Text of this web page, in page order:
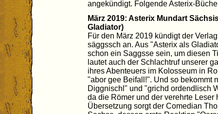
angekündigt. Folgende Asterix-
März 2019: Asterix Mundart
Gladiator)
Für den März 2019 kündigt der
säggssch an. Aus "Asterix als
schon ein Saggsse sein, um diesen
lautet auch der Schlachtruf unserer
ihres Abenteuers im Kolosseum in
"abor gee Beifall!". Und so bekommt
Diggnischl" und "grichd ordendlisch
da die Römer und der verehrte
Übersetzung sorgt der Comedian